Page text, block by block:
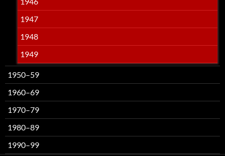
1947
1948
1949
1950–59
1960–69
1970–79
1980–89
1990–99